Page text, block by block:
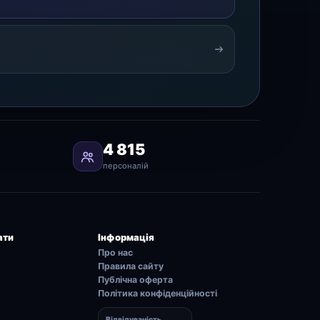
4 815
персоналій
Інформація
Про нас
Правила сайту
Публічна оферта
Політика конфіденційності